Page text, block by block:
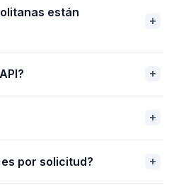
están
por solicitud?